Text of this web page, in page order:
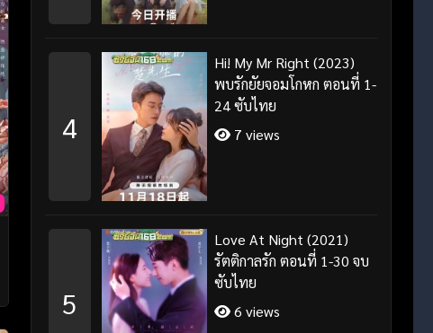
4
Hi! My Mr Right (2023)
พบรักยัยจอมโกหก ตอนที่ 1-
24 ซับไทย
7 views
5
Love At Night (2021)
รัตติกาลรัก ตอนที่ 1-30 จบ
ซับไทย
6 views